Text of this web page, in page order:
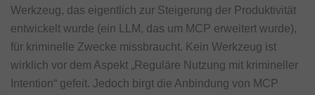
Werkzeug, das eigentlich zur Steigerung der Produktivität
entwickelt wurde (ein LLM, das um MCP erweitert wurde),
für kriminelle Zwecke missbraucht. Kein Werkzeug ist
wirklich vor dem Aspekt „Reguläre Nutzung mit krimineller
Intention“ gefeit. Jedoch birgt die Anbindung von MCP